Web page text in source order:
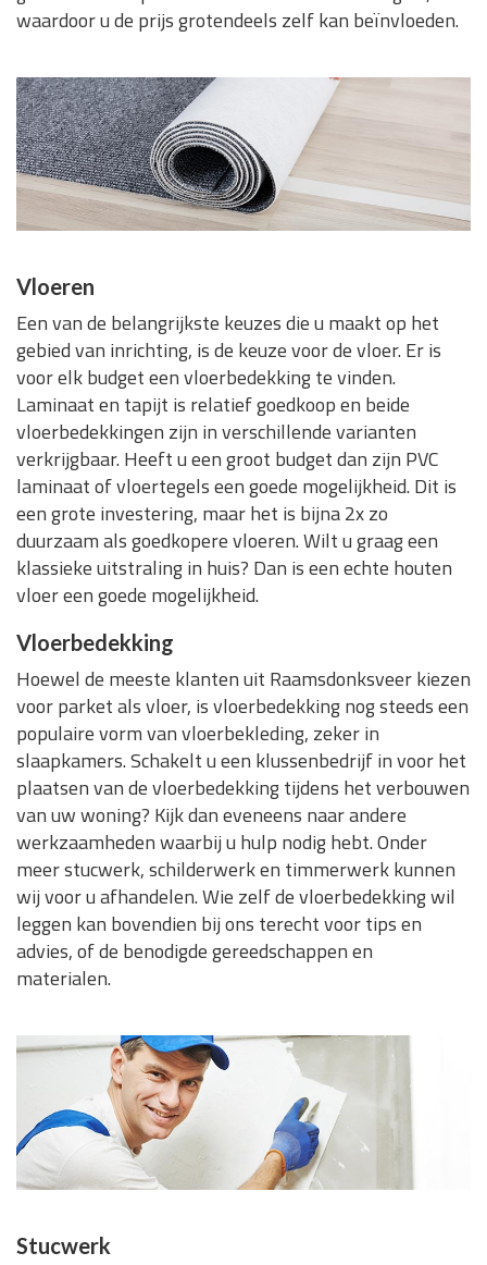
waardoor u de prijs grotendeels zelf kan beïnvloeden.
Vloeren
Een van de belangrijkste keuzes die u maakt op het
gebied van inrichting, is de keuze voor de vloer. Er is
voor elk budget een vloerbedekking te vinden.
Laminaat en tapijt is relatief goedkoop en beide
vloerbedekkingen zijn in verschillende varianten
verkrijgbaar. Heeft u een groot budget dan zijn PVC
laminaat of vloertegels een goede mogelijkheid. Dit is
een grote investering, maar het is bijna 2x zo
duurzaam als goedkopere vloeren. Wilt u graag een
klassieke uitstraling in huis? Dan is een echte houten
vloer een goede mogelijkheid.
Vloerbedekking
Hoewel de meeste klanten uit Raamsdonksveer kiezen
voor parket als vloer, is vloerbedekking nog steeds een
populaire vorm van vloerbekleding, zeker in
slaapkamers. Schakelt u een klussenbedrijf in voor het
plaatsen van de vloerbedekking tijdens het verbouwen
van uw woning? Kijk dan eveneens naar andere
werkzaamheden waarbij u hulp nodig hebt. Onder
meer stucwerk, schilderwerk en timmerwerk kunnen
wij voor u afhandelen. Wie zelf de vloerbedekking wil
leggen kan bovendien bij ons terecht voor tips en
advies, of de benodigde gereedschappen en
materialen.
Stucwerk